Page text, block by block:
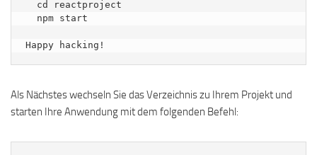
Als Nächstes wechseln Sie das Verzeichnis zu Ihrem Projekt und
starten Ihre Anwendung mit dem folgenden Befehl: